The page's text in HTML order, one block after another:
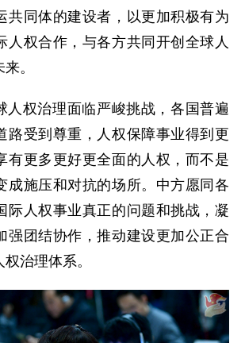
共同体的建设者，以更加积极有为
人权合作，与各方共同开创全球人
。
人权治理面临严峻挑战，各国普遍
路受到尊重，人权保障事业得到更
有更多更好更全面的人权，而不是
成施压和对抗的场所。中方愿同各
际人权事业真正的问题和挑战，凝
强团结协作，推动建设更加公正合
治理体系。